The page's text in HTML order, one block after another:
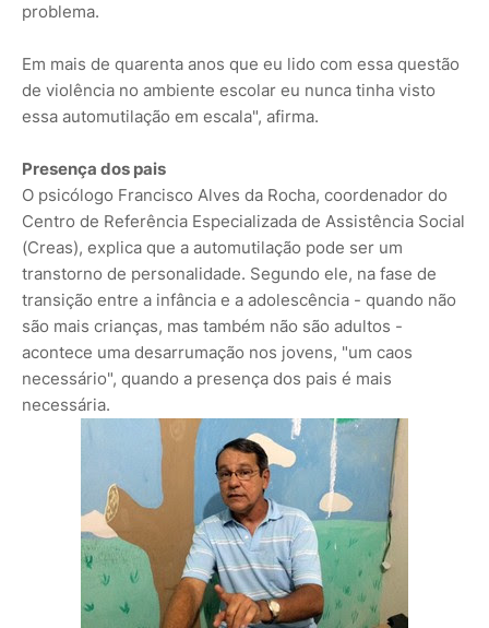
problema.
Em mais de quarenta anos que eu lido com essa questão
de violência no ambiente escolar eu nunca tinha visto
essa automutilação em escala", afirma.
Presença dos pais
O psicólogo Francisco Alves da Rocha, coordenador do
Centro de Referência Especializada de Assistência Social
(Creas), explica que a automutilação pode ser um
transtorno de personalidade. Segundo ele, na fase de
transição entre a infância e a adolescência - quando não
são mais crianças, mas também não são adultos -
acontece uma desarrumação nos jovens, "um caos
necessário", quando a presença dos pais é mais
necessária.